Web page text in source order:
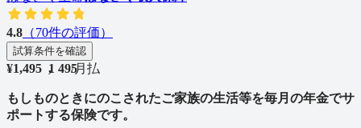
4.8 （70件の評価）
試算条件を確認
¥1,495 1
, 495
/月払
もしものときにのこされたご家族の生活等を毎月の年金でサ
ポートする保険です。